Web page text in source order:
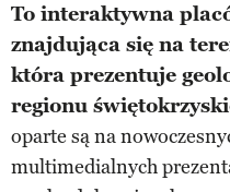
To interaktywna
znajdująca się na
która prezentuje
regionu
oparte są na
multimedialnych